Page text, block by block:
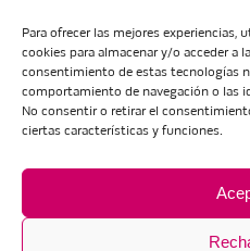
Para ofrecer las mejores
cookies para almacenar y/o acceder a
consentimiento de estas tecnologías
comportamiento de navegación o las
No consentir o retirar el
ciertas características y funciones.
Escuela de Arte de Zaragoza
María Zambrano, 5
50018 Zaragoza
eartezaragoza@educa.aragon.es